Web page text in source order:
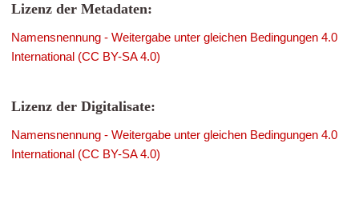
Lizenz der Metadaten:
Namensnennung - Weitergabe unter gleichen Bedingungen 4.0
International (CC BY-SA 4.0)
Lizenz der Digitalisate:
Namensnennung - Weitergabe unter gleichen Bedingungen 4.0
International (CC BY-SA 4.0)